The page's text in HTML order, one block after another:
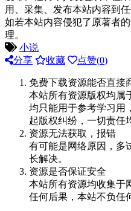
用、采集、发布本站内容到
如若本站内容侵犯了原著者
理。
小说
分享
收藏 点赞(0)
免费下载资源能否直接
本站所有资源版权均属
均只能用于参考学习用
起版权纠纷，一切责任
资源无法获取，报错
有可能是网络原因，多
长解决。
资源是否保证安全
本站所有资源均收集于
任何后果，本站不负任